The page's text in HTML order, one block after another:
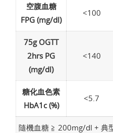
空腹血糖
FPG (mg/dl)
<100
75g OGTT
2hrs PG
(mg/dl)
<140
糖化血色素
HbA1c (%)
<5.7
隨機血糖 ≧ 200mg/dl + 典